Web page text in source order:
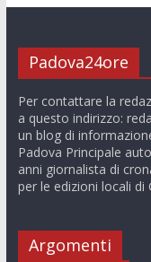
Padova24ore
Per contattare la
a questo indirizzo:
un blog di
Padova Principale
anni giornalista di
per le edizioni locali di
Argomenti